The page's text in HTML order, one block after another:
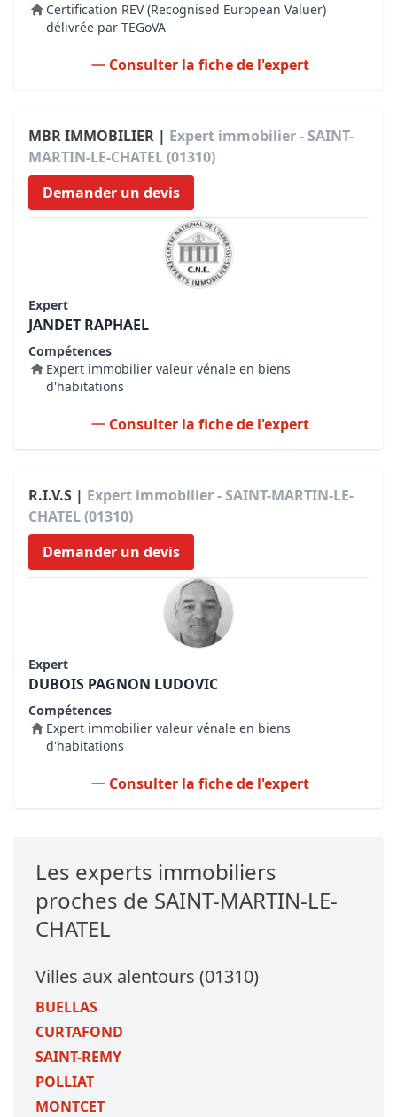
Certification REV (Recognised European Valuer)
délivrée par TEGoVA
Consulter la fiche de l'expert
MBR IMMOBILIER | Expert immobilier - SAINT-
MARTIN-LE-CHATEL (01310)
Demander un devis
Expert
JANDET RAPHAEL
Compétences
Expert immobilier valeur vénale en biens
d'habitations
Consulter la fiche de l'expert
R.I.V.S | Expert immobilier - SAINT-MARTIN-LE-
CHATEL (01310)
Demander un devis
Expert
DUBOIS PAGNON LUDOVIC
Compétences
Expert immobilier valeur vénale en biens
d'habitations
Consulter la fiche de l'expert
Les experts immobiliers
proches de SAINT-MARTIN-LE-
CHATEL
Villes aux alentours (01310)
BUELLAS
CURTAFOND
SAINT-REMY
POLLIAT
MONTCET